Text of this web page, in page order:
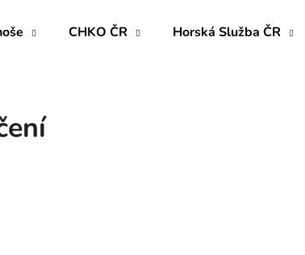
CHKO ČR Horská Služba ČR